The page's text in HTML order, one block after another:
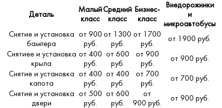
Деталь
Малый
класс
Средний
класс
Бизнес-
класс
Внедорожники
и
микроавтобусы
Снятие и установка
бампера
от 900
руб.
от 1300
руб.
от 1700
руб.
от 1900 руб.
Снятиее и установка
крыла
от 400
руб.
от 600
руб.
от 900
руб.
от 900 руб.
Снятие и установка
капота
от 400
руб.
от 400
руб.
от 700
руб.
от 700 руб.
Снятие и установка
двери
от 500
руб.
от 600
руб.
от
900 руб.
от 900 руб.